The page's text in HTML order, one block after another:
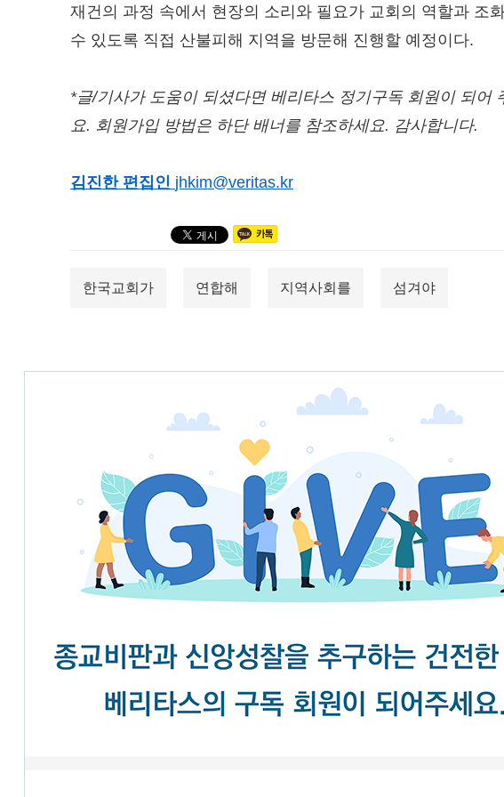
재건의 과정 속에서 현장의 소리와 필요가 교회의 역할과 조
수 있도록 직접 산불피해 지역을 방문해 진행할 예정이다.
*글/기사가 도움이 되셨다면 베리타스 정기구독 회원이 되어
요. 회원가입 방법은 하단 배너를 참조하세요. 감사합니다.
김진한 편집인 jhkim@veritas.kr
한국교회가 연합해 지역사회를 섬겨야